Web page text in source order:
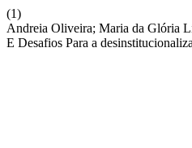
(1)
Andreia Oliveira; Maria da Glória
E Desafios Para a